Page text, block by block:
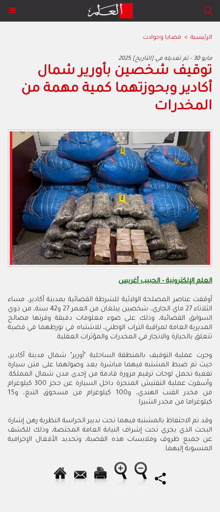
الرئيسية > قضايا وحوادث
2025 مايو 30 - تم تعديله في [التاريخ]
توقيف شخصين بأورير شمال
أكادير وبحوزتهما كمية مهمة من
المخدرات
العلم الإلكترونية - الحبيب أغريس
أوقفت عناصر المصلحة الولائية للشرطة القضائية بمدينة أكادير، مساء
الثلاثاء 27 ماي الجاري، شخصين يبلغان من العمر 27 و42 سنة، من ذوي
السوابق القضائية، وذلك على ضوء معلومات دقيقة وفرتها مصالح
المديرية العامة لمراقبة التراب الوطني، للاشتباه في تورطهما في قضية
تتعلق بالحيازة والاتجار في المخدرات والمؤثرات العقلية.
وجرت عملية التوقيف بالمنطقة الساحلية "أورير" شمال مدينة أكادير،
حيث تم ضبط المشتبه فيهما مباشرة بعد وصولهما على متن سيارة
نفعية تحمل لوحات ترقيم مزورة قادمة من إحدى مدن شمال المملكة.
وأسفرت عملية التفتيش المنجزة داخل السيارة عن حجز 300 كيلوغرام
من مخدر القنب الهندي، و100 كيلوغرام من مسحوق التبغ، و15
كيلوغراما من مخدر الشيرا.
وقد تم الاحتفاظ بالمشتبه فيهما تحت تدبير الحراسة النظرية رهن إشارة
البحث الذي يجري تحت إشراف النيابة العامة المختصة، وذلك للكشف
عن جميع ظروف وملابسات هذه القضية، وتحديد الأفعال الإجرامية
المنسوبة إليهما.